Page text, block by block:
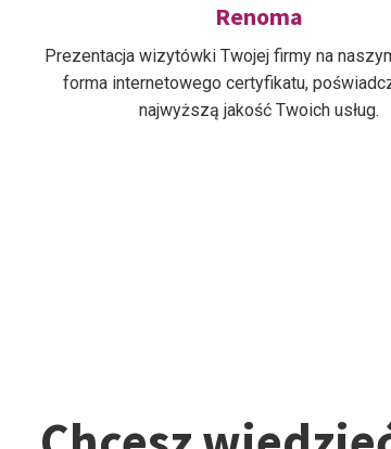
Renoma
Prezentacja wizytówki Twojej firmy na
forma internetowego certyfikatu,
najwyższą jakość Twoich usług.